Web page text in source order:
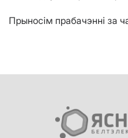
Прыносім прабачэнні за